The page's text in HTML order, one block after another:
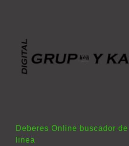
Deberes Online buscador
linea